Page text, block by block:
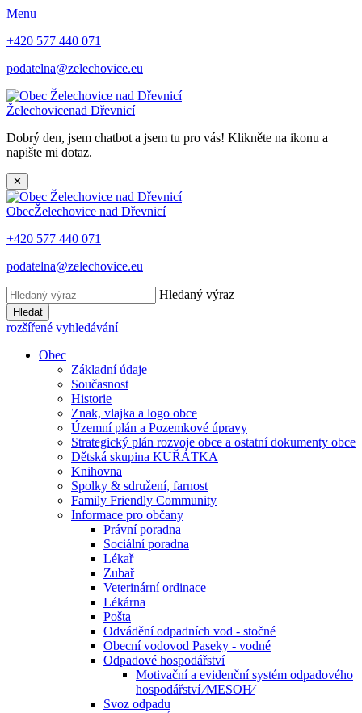
Menu
+420 577 440 071
podatelna@zelechovice.eu
Želechovicenad Dřevnicí
Dobrý den, jsem chatbot a jsem tu pro vás! Klikněte na ikonu a
napište mi dotaz.
✕
ObecŽelechovice nad Dřevnicí
+420 577 440 071
podatelna@zelechovice.eu
Hledaný výraz
Hledat
rozšířené vyhledávání
Obec
Základní údaje
Současnost
Historie
Znak, vlajka a logo obce
Územní plán a Pozemkové úpravy
Strategický plán rozvoje obce a ostatní dokumenty obce
Dětská skupina KUŘÁTKA
Knihovna
Spolky & sdružení, farnost
Family Friendly Community
Informace pro občany
Právní poradna
Sociální poradna
Lékař
Zubař
Veterinární ordinace
Lékárna
Pošta
Odvádění odpadních vod - stočné
Obecní vodovod Paseky - vodné
Odpadové hospodářství
Motivační a evidenční systém odpadového
hospodářství ⁄MESOH⁄
Svoz odpadu